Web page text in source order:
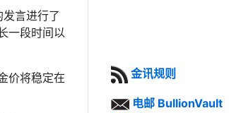
言进行了
一段时间以
价将稳定在
金讯规则
电邮 BullionVault